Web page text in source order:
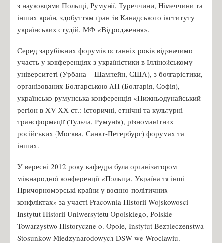
з науковцями Польщі, Румунії, Туреччини, Німеччини та
інших країн, здобуттям ґрантів Канадського інституту
українських студій, МФ «Відродження».
Серед зарубіжних форумів останніх років відзначимо
участь у конференціях з україністики в Іллінойському
університеті (Урбана – Шампейн, США), з болгарістики,
організованих Болгарською АН (Болгарія, Софія),
українсько-румунська конференція «Нижньодунайський
регіон в XV-ХХ ст.: історичні, етнічні та культурні
трансформації (Тульча, Румунія), різноманітних
російських (Москва, Санкт-Петербург) форумах та
інших.
У вересні 2012 року кафедра була організатором
міжнародної конференції «Польща, Україна та інші
Причорноморські країни у воєнно-політичних
конфліктах» за участі Pracownia Historii Wojskowosci
Instytut Historii Uniwersytetu Opolskiego, Polskie
Towarzystwo Historyczne o. Opole, Instytut Bezpieczenstwa
Stosunkow Miedzynarodowych DSW we Wroclawiu.